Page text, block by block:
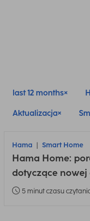
last 12 months
Aktualizacja
Hama Smart Home
Hama Home:
dotyczące nowej
5 minut czasu